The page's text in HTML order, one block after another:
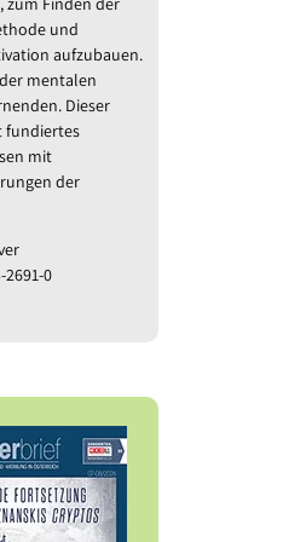
und
aufzubauen.
mentalen
Dieser
fundiertes
mit
der
2691-0